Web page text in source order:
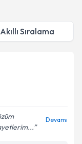
Akıllı Sıralama
Devamı